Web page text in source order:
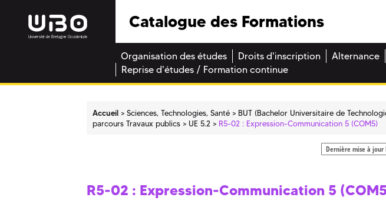
Catalogue des Formations
Organisation des études Droits d'inscription Alternance
Reprise d'études / Formation continue
Accueil Sciences, Technologies, Santé BUT (Bachelor Universitaire de
parcours Travaux publics
UE 5.2 R5-02 : Expression-Communication 5 (COM5)
Dernière mise à jour
R5-02 : Expression-Communication 5